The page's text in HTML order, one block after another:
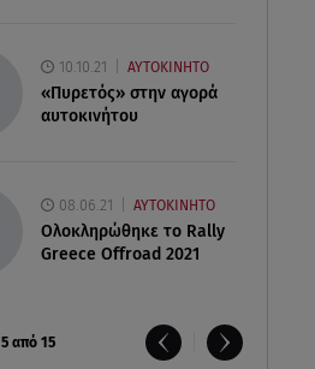
10.10.21 ΑΥΤΟΚΙΝΗΤΟ
«Πυρετός» στην αγορά
αυτοκινήτου
08.06.21 ΑΥΤΟΚΙΝΗΤΟ
Ολοκληρώθηκε το Rally
Greece Offroad 2021
5 από 15